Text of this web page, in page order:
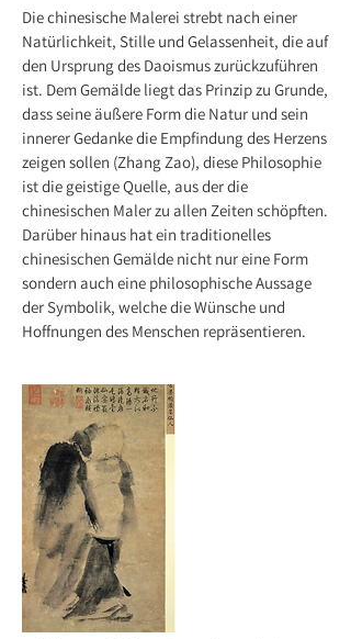
Die chinesische Malerei strebt nach einer
Natürlichkeit, Stille und Gelassenheit, die auf
den Ursprung des Daoismus zurückzuführen
ist. Dem Gemälde liegt das Prinzip zu Grunde,
dass seine äußere Form die Natur und sein
innerer Gedanke die Empfindung des Herzens
zeigen sollen (Zhang Zao), diese Philosophie
ist die geistige Quelle, aus der die
chinesischen Maler zu allen Zeiten schöpften.
Darüber hinaus hat ein traditionelles
chinesischen Gemälde nicht nur eine Form
sondern auch eine philosophische Aussage
der Symbolik, welche die Wünsche und
Hoffnungen des Menschen repräsentieren.